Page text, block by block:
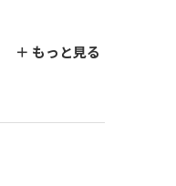
＋ もっと見る